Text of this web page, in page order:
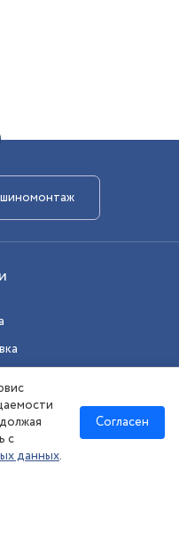
хранение
шиномонтаж
с
данных.
Согласен